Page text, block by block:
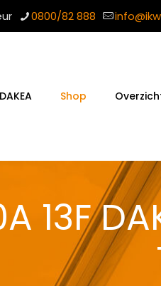
0800/82 888
DAKEA Shop
13F